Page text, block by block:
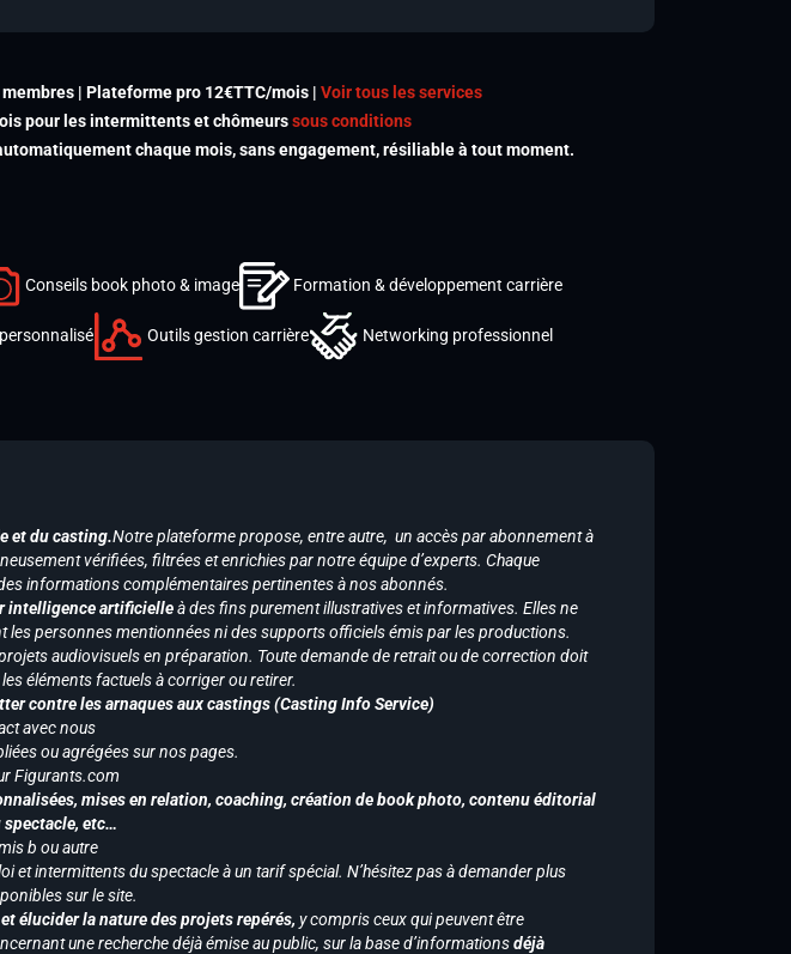
| Plateforme pro 12€TTC/mois | Voir tous les services
pour les intermittents et chômeurssous conditions
chaque mois, sans engagement, résiliable à tout moment.
Conseils book photo & image Formation & développement carrière
Outils gestion carrière Networking professionnel
et du casting.Notre plateforme propose, entre autre, un accès par abonnement à
vérifiées, filtrées et enrichies par notre équipe d’experts. Chaque
informations complémentaires pertinentes à nos abonnés.
intelligence artificielleà des fins purement illustratives et informatives. Elles ne
personnes mentionnées ni des supports officiels émis par les productions.
audiovisuels en préparation. Toute demande de retrait ou de correction doit
éléments factuels à corriger ou retirer.
contre les arnaques aux castings (Casting Info Service)
avec nous
ou agrégées sur nos pages.
Figurants.com
mises en relation, coaching, création de book photo, contenu éditorial
spectacle, etc…
b ou autre
et intermittents du spectacle à un tarif spécial. N’hésitez pas à demander plus
sur le site.
élucider la nature des projets repérés, y compris ceux qui peuvent être
une recherche déjà émise au public, sur la base d’informationsdéjà